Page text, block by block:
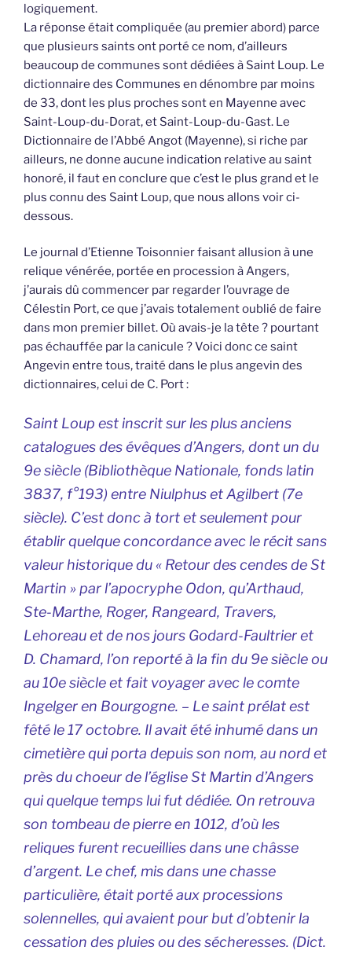
logiquement.
La réponse était compliquée (au premier abord) parce
que plusieurs saints ont porté ce nom, d’ailleurs
beaucoup de communes sont dédiées à Saint Loup. Le
dictionnaire des Communes en dénombre par moins
de 33, dont les plus proches sont en Mayenne avec
Saint-Loup-du-Dorat, et Saint-Loup-du-Gast. Le
Dictionnaire de l’Abbé Angot (Mayenne), si riche par
ailleurs, ne donne aucune indication relative au saint
honoré, il faut en conclure que c’est le plus grand et le
plus connu des Saint Loup, que nous allons voir ci-
dessous.
Le journal d’Etienne Toisonnier faisant allusion à une
relique vénérée, portée en procession à Angers,
j’aurais dû commencer par regarder l’ouvrage de
Célestin Port, ce que j’avais totalement oublié de faire
dans mon premier billet. Où avais-je la tête ? pourtant
pas échauffée par la canicule ? Voici donc ce saint
Angevin entre tous, traité dans le plus angevin des
dictionnaires, celui de C. Port :
Saint Loup est inscrit sur les plus anciens
catalogues des évêques d’Angers, dont un du
9e siècle (Bibliothèque Nationale, fonds latin
3837, f°193) entre Niulphus et Agilbert (7e
siècle). C’est donc à tort et seulement pour
établir quelque concordance avec le récit sans
valeur historique du « Retour des cendes de St
Martin » par l’apocryphe Odon, qu’Arthaud,
Ste-Marthe, Roger, Rangeard, Travers,
Lehoreau et de nos jours Godard-Faultrier et
D. Chamard, l’on reporté à la fin du 9e siècle ou
au 10e siècle et fait voyager avec le comte
Ingelger en Bourgogne. – Le saint prélat est
fêté le 17 octobre. Il avait été inhumé dans un
cimetière qui porta depuis son nom, au nord et
près du choeur de l’église St Martin d’Angers
qui quelque temps lui fut dédiée. On retrouva
son tombeau de pierre en 1012, d’où les
reliques furent recueillies dans une châsse
d’argent. Le chef, mis dans une chasse
particulière, était porté aux processions
solennelles, qui avaient pour but d’obtenir la
cessation des pluies ou des sécheresses. (Dict.